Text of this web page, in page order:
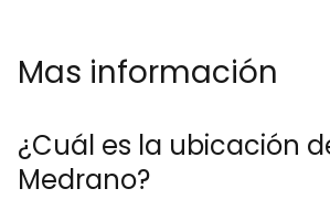
Mas información
¿Cuál es la ubicación
Medrano?